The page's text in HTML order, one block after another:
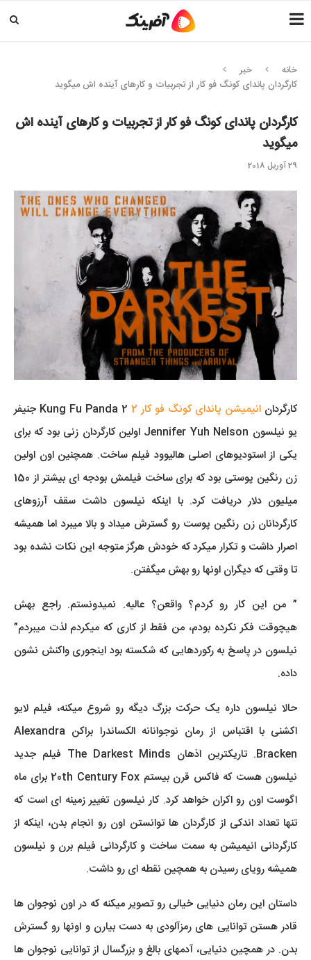
خانه
خبر
کارگردان پاندای کونگ فو کار از تجربیات و کارهای آینده اش میگوید
کارگردان پاندای کونگ فو کار از تجربیات و کارهای آینده اش
میگوید
29 آوریل 2018
کارگردان انیمیشن پاندای کونگ فو کار 2
Kung Fu Panda 2 جنیفر
یو نیلسون Jennifer Yuh Nelson اولین کارگردان زنی بود که برای
یکی از استودیوهای اصلی هالیوود فیلم ساخت. همچنین اون اولین
زن رنگین پوستی بود که برای ساخت فیلمش بودجه ای بیشتر از 150
میلیون دلار دریافت کرد. با اینکه نیلسون داشت سقف آرزوهای
کارگردانان زن رنگین پوست رو گسترش میداد و بالا میبرد اما همیشه
اصرار داشت و تکرار میکرد که خودش هرگز متوجه این نکات نشده بود
تا وقتی که دیگران اونها رو بهش میگفتن.
” من این کار رو کردم؟ واقعن؟ عالیه. نمیدونستم. راجع بهش
هیچوقت فکر نکرده بودم، من فقط از کاری که میکردم لذت میبردم”
نیلسون در پاسخ به رکوردهایی که شکسته بود اینجوری واکنش نشون
داده.
حالا نیلسون داره یک حرکت بزرگ دیگه رو شروع میکنه، فیلم لایو
اکشنی با اقتباس از رمان نوجوانانه الکساندرا براکن Alexandra
Bracken. تاریکترین اذهان The Darkest Minds فیلم جدید
نیلسون هست که فاکس قرن بیستم 20th Century Fox برای ماه
اگوست اون رو اکران خواهد کرد. کار نیلسون تغییر زمینه ای است که
تنها تعداد اندکی از کارگردان ها توانستن اون رو انجام بدن، اینکه از
کارگردانی انیمیشن به سمت ساخت و کارگردانی فیلم برن و نیلسون
همیشه رویای رسیدن به همچین نقطه ای رو داشت.
داستان این رمان دنیایی خیالی رو تصویر میکنه که در اون نوجوان ها
قادر هستن توانایی های رمزآلودی به دست بیارن و اونها رو گسترش
بدن. در همچین دنیایی، آدمهای بالغ و بزرگسال از توانایی نوجوان ها